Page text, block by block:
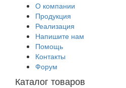
О компании
Продукция
Реализация
Напишите нам
Помощь
Контакты
Форум
Каталог товаров